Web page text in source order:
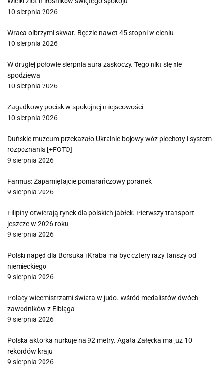
10 sierpnia 2026
Wraca olbrzymi skwar. Będzie nawet 45 stopni w cieniu
10 sierpnia 2026
W drugiej połowie sierpnia aura zaskoczy. Tego nikt się nie
spodziewa
10 sierpnia 2026
Zagadkowy pocisk w spokojnej miejscowości
10 sierpnia 2026
Duńskie muzeum przekazało Ukrainie bojowy wóz piechoty i system
rozpoznania [+FOTO]
9 sierpnia 2026
Farmus: Zapamiętajcie pomarańczowy poranek
9 sierpnia 2026
Filipiny otwierają rynek dla polskich jabłek. Pierwszy transport
jeszcze w 2026 roku
9 sierpnia 2026
Polski napęd dla Borsuka i Kraba ma być cztery razy tańszy od
niemieckiego
9 sierpnia 2026
Polacy wicemistrzami świata w judo. Wśród medalistów dwóch
zawodników z Elbląga
9 sierpnia 2026
Polska aktorka nurkuje na 92 metry. Agata Załęcka ma już 10
rekordów kraju
9 sierpnia 2026